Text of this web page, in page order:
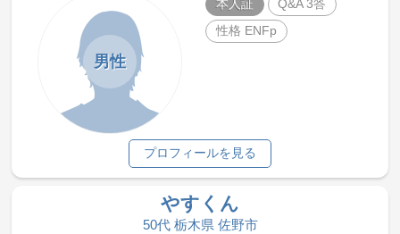
男性
本人証
Q&A 3答
性格 ENFp
プロフィールを見る
やすくん
50代 栃木県 佐野市